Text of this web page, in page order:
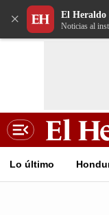
× El Heraldo
Noticias al
Lo último